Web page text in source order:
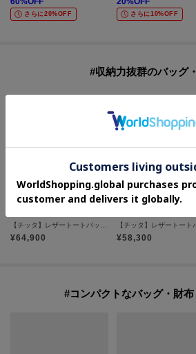
さらに20%OFF さらに10%OFF
#収納力抜群のバッグ
【チッタ】レザートートバッグ M B5サイズ 本革（商品番号：P25‐35551）
¥64,900 ¥58,300
#コンパクトなバッグ・財